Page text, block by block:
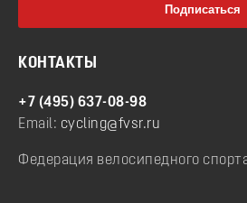
КОНТАКТЫ
+7 (495) 637-08-98
Email: cycling@fvsr.ru
Федерация велосипедного